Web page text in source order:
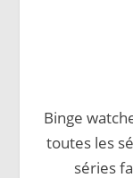
Binge
toutes les
séries